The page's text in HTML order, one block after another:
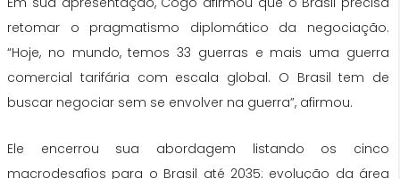
retomar o pragmatismo diplomático da negociação.
“Hoje, no mundo, temos 33 guerras e mais uma guerra
comercial tarifária com escala global. O Brasil tem de
buscar negociar sem se envolver na guerra”, afirmou.
Ele encerrou sua abordagem listando os cinco
macrodesafios para o Brasil até 2035: evolução da área